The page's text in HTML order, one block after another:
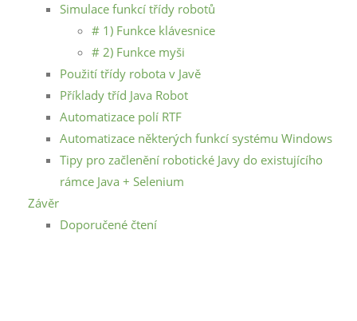
Simulace funkcí třídy robotů
# 1) Funkce klávesnice
# 2) Funkce myši
Použití třídy robota v Javě
Příklady tříd Java Robot
Automatizace polí RTF
Automatizace některých funkcí systému Windows
Tipy pro začlenění robotické Javy do existujícího
rámce Java + Selenium
Závěr
Doporučené čtení